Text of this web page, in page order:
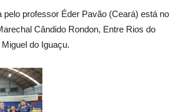
pelo professor Éder Pavão (Ceará) está no
Cândido Rondon, Entre Rios do
do Iguaçu.